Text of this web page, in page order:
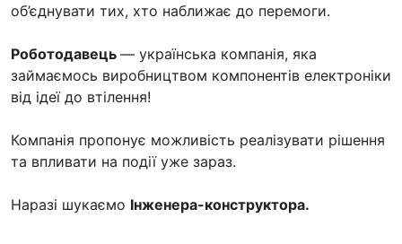
об’єднувати тих, хто наближає до перемоги.
Роботодавець — українська компанія, яка
займаємось виробництвом компонентів електроніки
від ідеї до втілення!
Компанія пропонує можливість реалізувати рішення
та впливати на події уже зараз.
Наразі шукаємо Інженера-конструктора.